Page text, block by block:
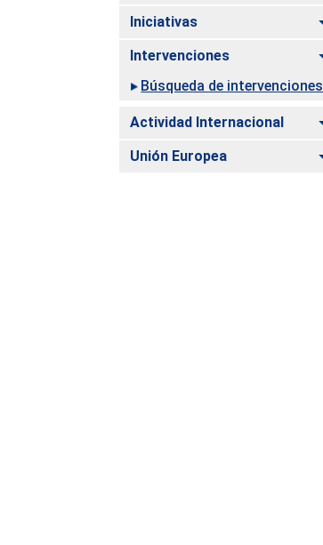
Iniciativas
Intervenciones
Búsqueda de intervenciones
Actividad Internacional
Unión Europea